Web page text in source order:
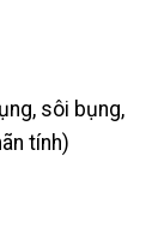
sôi bụng,
tính)